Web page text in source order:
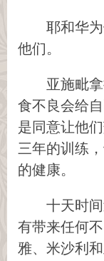
耶和华
他们。
亚施毗
食不良会给
是同意让他
三年的训练
的健康。
十天时
有带来任何
雅、米沙利